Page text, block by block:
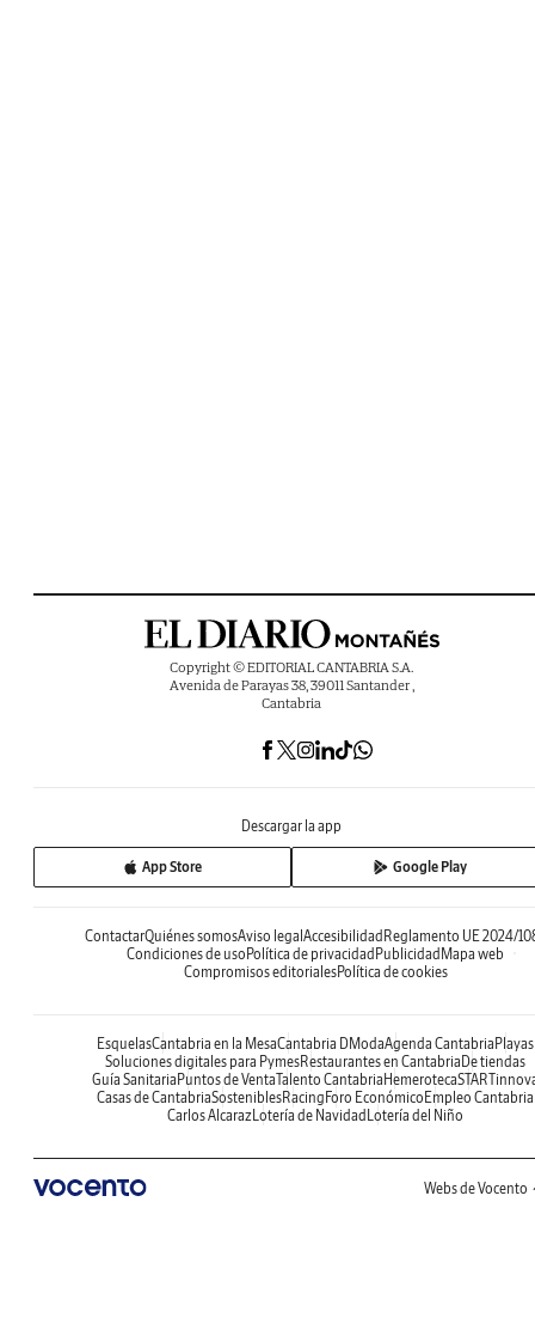
Copyright © EDITORIAL CANTABRIA S.A.
Avenida de Parayas 38, 39011 Santander ,
Cantabria
Descargar la app
App Store Google Play
ContactarQuiénes somosAviso legalAccesibilidadReglamento UE 2024/
Condiciones de usoPolítica de privacidadPublicidadMapa web
Compromisos editorialesPolítica de cookies
EsquelasCantabria en la MesaCantabria DModaAgenda CantabriaPlayas
Soluciones digitales para PymesRestaurantes en CantabriaDe tiendas
Guía SanitariaPuntos de VentaTalento CantabriaHemeroteca
Casas de CantabriaSosteniblesRacingForo EconómicoEmpleo Cantabria
Carlos AlcarazLotería de NavidadLotería del Niño
Webs de Vocento